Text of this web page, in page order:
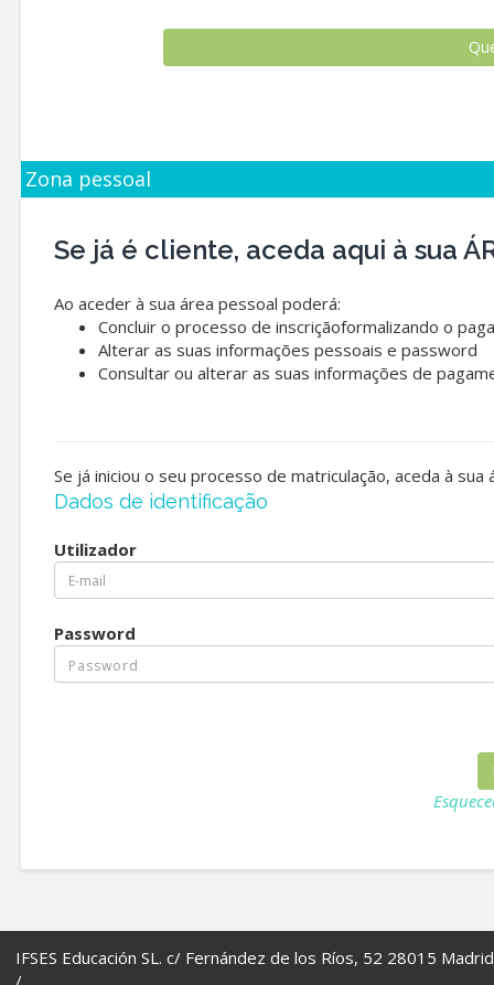
Zona pessoal
Se já é cliente, aceda aqui à sua
Ao aceder à sua área pessoal poderá:
Concluir o processo de inscriçãoformalizando o
Alterar as suas informações pessoais e password
Consultar ou alterar as suas informações de
Se já iniciou o seu processo de matriculação, aceda à
Dados de identificação
Utilizador
Password
IFSES Educación SL. c/ Fernández de los Ríos, 52 28015